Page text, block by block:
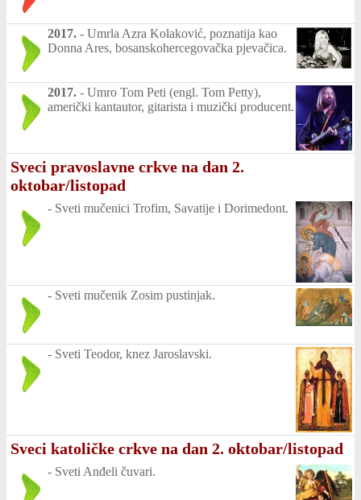
2017. - Umrla Azra Kolaković, poznatija kao
Donna Ares, bosanskohercegovačka pjevačica.
2017. - Umro Tom Peti (engl. Tom Petty),
američki kantautor, gitarista i muzički producent.
Sveci pravoslavne crkve na dan 2.
oktobar/listopad
- Sveti mučenici Trofim, Savatije i Dorimedont.
- Sveti mučenik Zosim pustinjak.
- Sveti Teodor, knez Jaroslavski.
Sveci katoličke crkve na dan 2. oktobar/listopad
- Sveti Anđeli čuvari.